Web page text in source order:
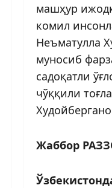
машҳур
комил
Неъматулла
муносиб
садоқатли
чўққили
Жаббор